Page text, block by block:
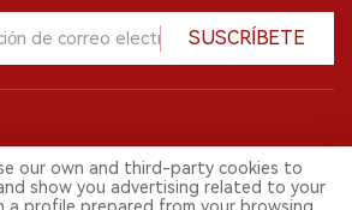
SUSCRÍBETE
Technology Co.,Ltd. Todos los derechos
our own and third-party cookies to
show you advertising related to your